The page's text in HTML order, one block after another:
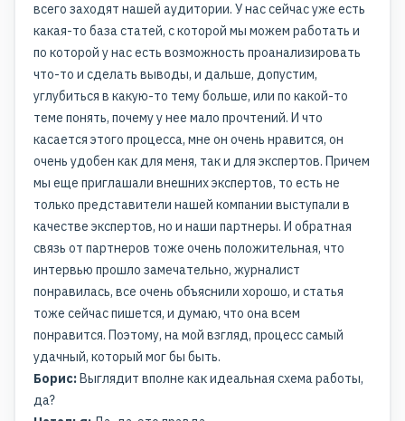
всего заходят нашей аудитории. У нас сейчас уже есть
какая-то база статей, с которой мы можем работать и
по которой у нас есть возможность проанализировать
что-то и сделать выводы, и дальше, допустим,
углубиться в какую-то тему больше, или по какой-то
теме понять, почему у нее мало прочтений. И что
касается этого процесса, мне он очень нравится, он
очень удобен как для меня, так и для экспертов. Причем
мы еще приглашали внешних экспертов, то есть не
только представители нашей компании выступали в
качестве экспертов, но и наши партнеры. И обратная
связь от партнеров тоже очень положительная, что
интервью прошло замечательно, журналист
понравилась, все очень объяснили хорошо, и статья
тоже сейчас пишется, и думаю, что она всем
понравится. Поэтому, на мой взгляд, процесс самый
удачный, который мог бы быть.
Борис: Выглядит вполне как идеальная схема работы,
да?